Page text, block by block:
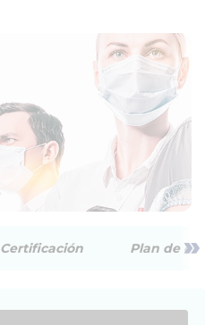
Certificación Plan de »